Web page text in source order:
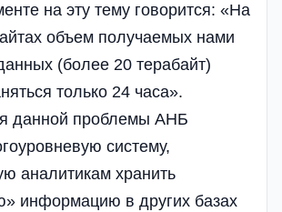
на эту тему говорится: «На
объем получаемых нами
(более 20 терабайт)
только 24 часа».
данной проблемы АНБ
систему,
аналитикам хранить
информацию в других базах